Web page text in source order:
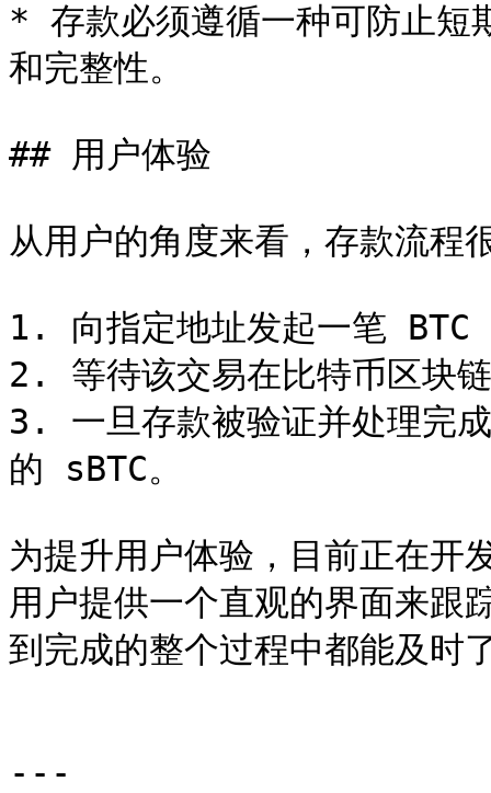
* 存款必须遵循一种可防止短
和完整性。
## 用户体验
从用户的角度来看，存款流程
1. 向指定地址发起一笔 BTC
2. 等待该交易在比特币区块
3. 一旦存款被验证并处理完
的 sBTC。
为提升用户体验，目前正在
用户提供一个直观的界面来跟
到完成的整个过程中都能及时
---